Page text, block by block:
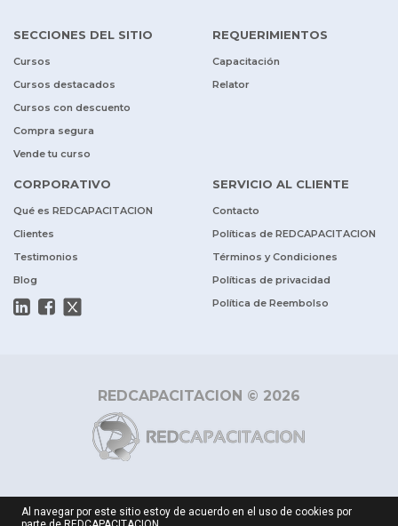
SECCIONES DEL SITIO
Cursos
Cursos destacados
Cursos con descuento
Compra segura
Vende tu curso
REQUERIMIENTOS
Capacitación
Relator
CORPORATIVO
Qué es REDCAPACITACION
Clientes
Testimonios
Blog
SERVICIO AL CLIENTE
Contacto
Políticas de REDCAPACITACION
Términos y Condiciones
Políticas de privacidad
Política de Reembolso
REDCAPACITACION © 2026
Al navegar por este sitio estoy de acuerdo en el uso de cookies por